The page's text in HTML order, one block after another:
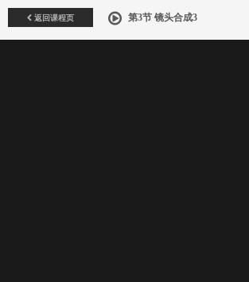
返回课程页 第3节 镜头合成3